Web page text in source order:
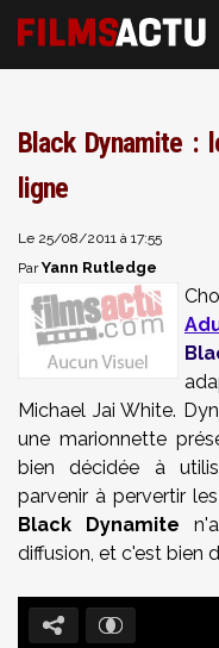
Black Dynamite :
ligne
Le 25/08/2011 à 17:55
ParYann Rutledge
Michael Jai White.
une marionnette
bien décidée à
parvenir à pervertir
Black Dynamite
diffusion, et c'est bien